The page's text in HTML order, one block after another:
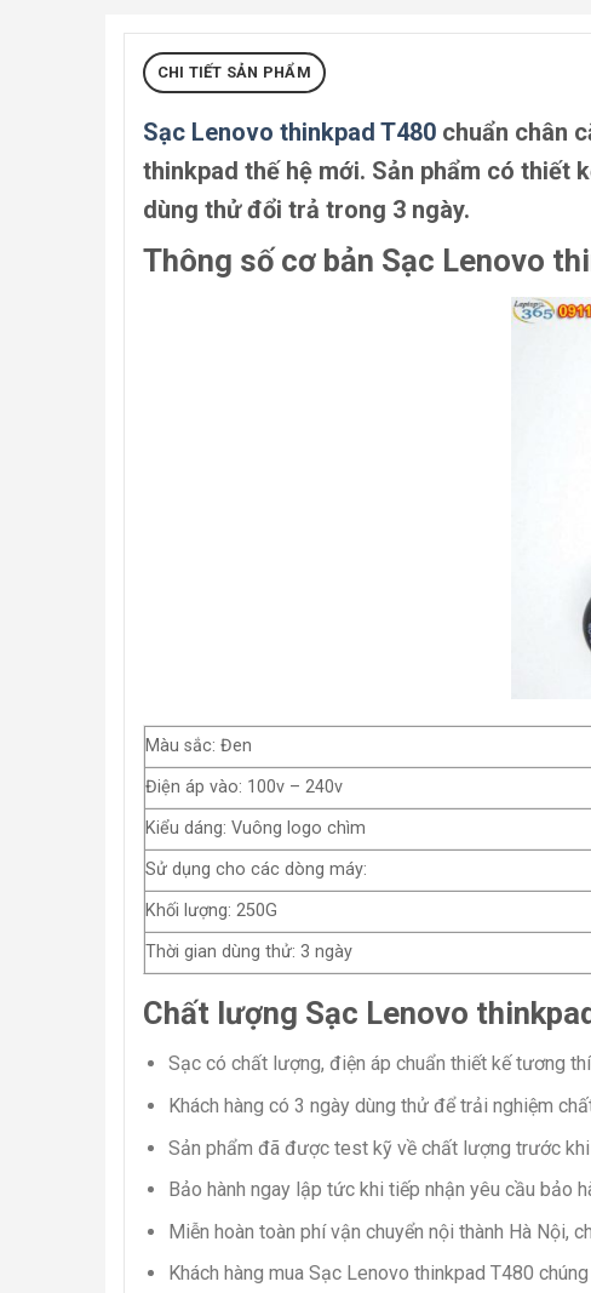
CHI TIẾT SẢN PHẨM
Sạc Lenovo thinkpad T480 chuẩn chân
thinkpad thế hệ mới. Sản phẩm có thiết
dùng thử đổi trả trong 3 ngày.
Thông số cơ bản Sạc Lenovo
Màu sắc: Đen
Điện áp vào: 100v – 240v
Kiểu dáng: Vuông logo chìm
Sử dụng cho các dòng máy:
Khối lượng: 250G
Thời gian dùng thử: 3 ngày
Chất lượng Sạc Lenovo
Sạc có chất lượng, điện áp chuẩn thiết kế tương
Khách hàng có 3 ngày dùng thử để trải nghiệm
Sản phẩm đã được test kỹ về chất lượng trước khi
Bảo hành ngay lập tức khi tiếp nhận yêu cầu bảo
Miễn hoàn toàn phí vận chuyển nội thành Hà Nội,
Khách hàng mua Sạc Lenovo thinkpad T480